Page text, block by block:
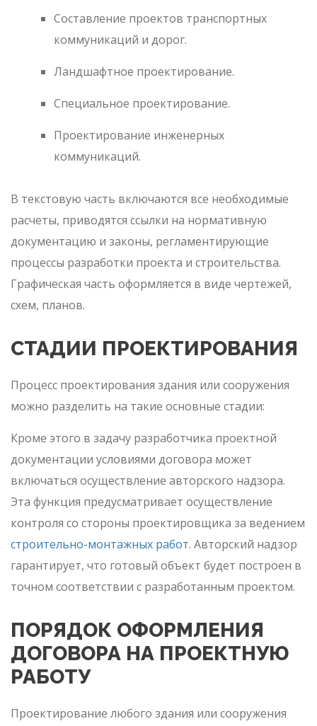
Составление проектов транспортных
коммуникаций и дорог.
Ландшафтное проектирование.
Специальное проектирование.
Проектирование инженерных
коммуникаций.
В текстовую часть включаются все необходимые
расчеты, приводятся ссылки на нормативную
документацию и законы, регламентирующие
процессы разработки проекта и строительства.
Графическая часть оформляется в виде чертежей,
схем, планов.
СТАДИИ ПРОЕКТИРОВАНИЯ
Процесс проектирования здания или сооружения
можно разделить на такие основные стадии:
Кроме этого в задачу разработчика проектной
документации условиями договора может
включаться осуществление авторского надзора.
Эта функция предусматривает осуществление
контроля со стороны проектировщика за ведением
строительно-монтажных работ. Авторский надзор
гарантирует, что готовый объект будет построен в
точном соответствии с разработанным проектом.
ПОРЯДОК ОФОРМЛЕНИЯ
ДОГОВОРА НА ПРОЕКТНУЮ
РАБОТУ
Проектирование любого здания или сооружения